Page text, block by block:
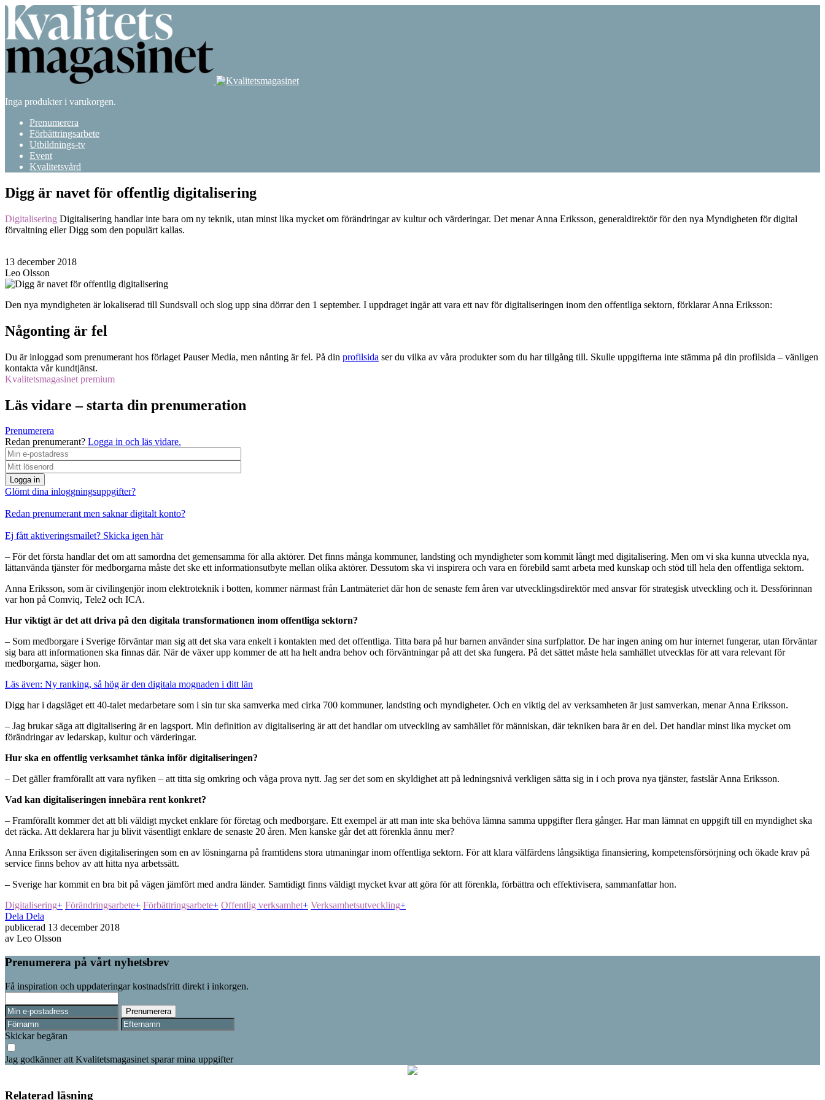
Inga produkter i varukorgen.
Prenumerera
Förbättringsarbete
Utbildnings-tv
Event
Kvalitetsvård
Digg är navet för offentlig digitalisering
Digitalisering Digitalisering handlar inte bara om ny teknik, utan minst lika mycket om förändringar av kultur och värderingar. Det menar Anna Eriksson, generaldirektör för den nya Myndigheten för digital
förvaltning eller Digg som den populärt kallas.
13 december 2018
Leo Olsson
Den nya myndigheten är lokaliserad till Sundsvall och slog upp sina dörrar den 1 september. I uppdraget ingår att vara ett nav för digitaliseringen inom den offentliga sektorn, förklarar Anna Eriksson:
Någonting är fel
Du är inloggad som prenumerant hos förlaget Pauser Media, men nånting är fel. På din profilsida ser du vilka av våra produkter som du har tillgång till. Skulle uppgifterna inte stämma på din profilsida – vänligen
kontakta vår kundtjänst.
Kvalitetsmagasinet premium
Läs vidare – starta din prenumeration
Prenumerera
Redan prenumerant? Logga in och läs vidare.
Logga in
Glömt dina inloggningsuppgifter?
Redan prenumerant men saknar digitalt konto?
Ej fått aktiveringsmailet? Skicka igen här
– För det första handlar det om att samordna det gemensamma för alla aktörer. Det finns många kommuner, landsting och myndigheter som kommit långt med digitalisering. Men om vi ska kunna utveckla nya,
lättanvända tjänster för medborgarna måste det ske ett informationsutbyte mellan olika aktörer. Dessutom ska vi inspirera och vara en förebild samt arbeta med kunskap och stöd till hela den offentliga sektorn.
Anna Eriksson, som är civilingenjör inom elektroteknik i botten, kommer närmast från Lantmäteriet där hon de senaste fem åren var utvecklingsdirektör med ansvar för strategisk utveckling och it. Dessförinnan
var hon på Comviq, Tele2 och ICA.
Hur viktigt är det att driva på den digitala transformationen inom offentliga sektorn?
– Som medborgare i Sverige förväntar man sig att det ska vara enkelt i kontakten med det offentliga. Titta bara på hur barnen använder sina surfplattor. De har ingen aning om hur internet fungerar, utan förväntar
sig bara att informationen ska finnas där. När de växer upp kommer de att ha helt andra behov och förväntningar på att det ska fungera. På det sättet måste hela samhället utvecklas för att vara relevant för
medborgarna, säger hon.
Läs även: Ny ranking, så hög är den digitala mognaden i ditt län
Digg har i dagsläget ett 40-talet medarbetare som i sin tur ska samverka med cirka 700 kommuner, landsting och myndigheter. Och en viktig del av verksamheten är just samverkan, menar Anna Eriksson.
– Jag brukar säga att digitalisering är en lagsport. Min definition av digitalisering är att det handlar om utveckling av samhället för människan, där tekniken bara är en del. Det handlar minst lika mycket om
förändringar av ledarskap, kultur och värderingar.
Hur ska en offentlig verksamhet tänka inför digitaliseringen?
– Det gäller framförallt att vara nyfiken – att titta sig omkring och våga prova nytt. Jag ser det som en skyldighet att på ledningsnivå verkligen sätta sig in i och prova nya tjänster, fastslår Anna Eriksson.
Vad kan digitaliseringen innebära rent konkret?
– Framförallt kommer det att bli väldigt mycket enklare för företag och medborgare. Ett exempel är att man inte ska behöva lämna samma uppgifter flera gånger. Har man lämnat en uppgift till en myndighet ska
det räcka. Att deklarera har ju blivit väsentligt enklare de senaste 20 åren. Men kanske går det att förenkla ännu mer?
Anna Eriksson ser även digitaliseringen som en av lösningarna på framtidens stora utmaningar inom offentliga sektorn. För att klara välfärdens långsiktiga finansiering, kompetensförsörjning och ökade krav på
service finns behov av att hitta nya arbetssätt.
– Sverige har kommit en bra bit på vägen jämfört med andra länder. Samtidigt finns väldigt mycket kvar att göra för att förenkla, förbättra och effektivisera, sammanfattar hon.
Digitalisering+ Förändringsarbete+ Förbättringsarbete+ Offentlig verksamhet+ Verksamhetsutveckling+
Dela Dela
publicerad 13 december 2018
av Leo Olsson
Prenumerera på vårt nyhetsbrev
Få inspiration och uppdateringar kostnadsfritt direkt i inkorgen.
Skickar begäran
Jag godkänner att Kvalitetsmagasinet sparar mina uppgifter
Relaterad läsning